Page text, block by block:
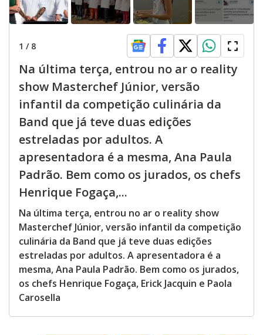
1 / 8
Na última terça, entrou no ar o reality
show Masterchef Júnior, versão
infantil da competição culinária da
Band que já teve duas edições
estreladas por adultos. A
apresentadora é a mesma, Ana Paula
Padrão. Bem como os jurados, os chefs
Henrique Fogaça,...
Na última terça, entrou no ar o reality show
Masterchef Júnior, versão infantil da competição
culinária da Band que já teve duas edições
estreladas por adultos. A apresentadora é a
mesma, Ana Paula Padrão. Bem como os jurados,
os chefs Henrique Fogaça, Erick Jacquin e Paola
Carosella